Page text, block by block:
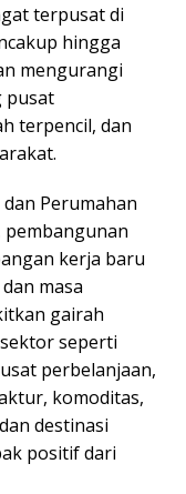
terpusat di
hingga
mengurangi
pusat
terpencil, dan
Perumahan
pembangunan
kerja baru
masa
gairah
seperti
perbelanjaan,
komoditas,
destinasi
positif dari